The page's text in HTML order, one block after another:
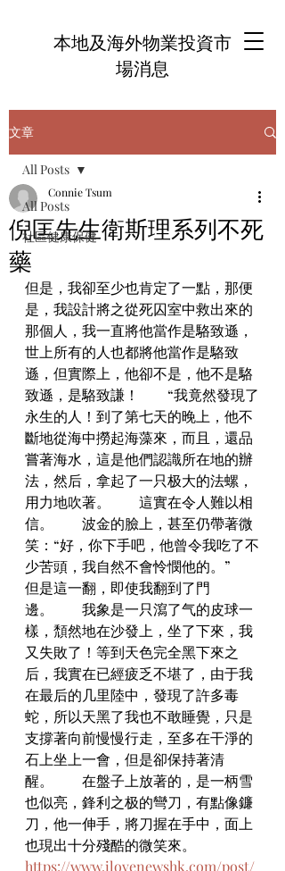
本地及海外物業投資市
場消息
文章
All Posts
社區健康保健
All Posts
倪匡先生衛斯理系列不死
藥
Connie Tsum
但是，我卻至少也肯定了一點，那便
是，我設計將之從死囚室中救出來的
那個人，我一直將他當作是駱致遜，
世上所有的人也都將他當作是駱致
遜，但實際上，他卻不是，他不是駱
致遜，是駱致謙！　　“我竟然發現了
永生的人！到了第七天的晚上，他不
斷地從海中撈起海藻來，而且，還品
嘗著海水，這是他們認識所在地的辦
法，然后，拿起了一只极大的法螺，
用力地吹著。　　這實在令人難以相
信。　　波金的臉上，甚至仍帶著微
笑：“好，你下手吧，他曾令我吃了不
少苦頭，我自然不會怜憫他的。”
但是這一翻，即使我翻到了門
邊。　　我象是一只瀉了气的皮球一
樣，頹然地在沙發上，坐了下來，我
又失敗了！等到天色完全黑下來之
后，我實在已經疲乏不堪了，由于我
在最后的几里陸中，發現了許多毒
蛇，所以天黑了我也不敢睡覺，只是
支撐著向前慢慢行走，至多在干淨的
石上坐上一會，但是卻保持著清
醒。　　在盤子上放著的，是一柄雪
也似亮，鋒利之极的彎刀，有點像鐮
刀，他一伸手，將刀握在手中，面上
也現出十分殘酷的微笑來。
https://www.ilovenewshk.com/post/